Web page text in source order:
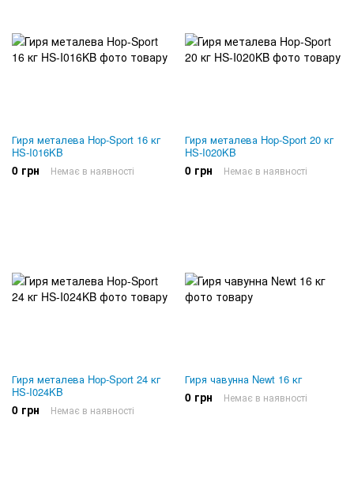
Гиря металева Hop-Sport 16 кг
HS-I016KB
0 грн Немає в наявності
Гиря металева Hop-Sport 20 кг
HS-I020KB
0 грн Немає в наявності
Гиря металева Hop-Sport 24 кг
HS-I024KB
0 грн Немає в наявності
Гиря чавунна Newt 16 кг
0 грн Немає в наявності